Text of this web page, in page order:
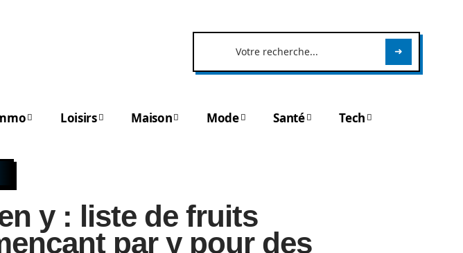
Loisirs Maison Mode Santé Tech
y : liste de fruits
par y pour des